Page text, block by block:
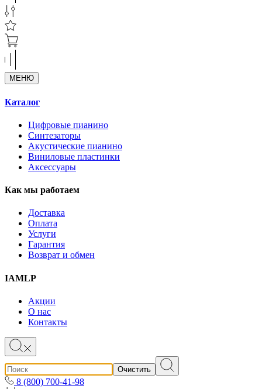
МЕНЮ
Каталог
Цифровые пианино
Синтезаторы
Акустические пианино
Виниловые пластинки
Аксессуары
Как мы работаем
Доставка
Оплата
Услуги
Гарантия
Возврат и обмен
IAMLP
Акции
О нас
Контакты
Очистить
8 (800) 700-41-98